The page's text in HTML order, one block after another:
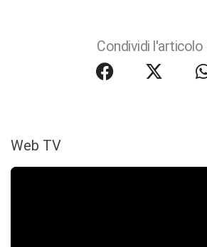
Condividi l'articolo
Web TV